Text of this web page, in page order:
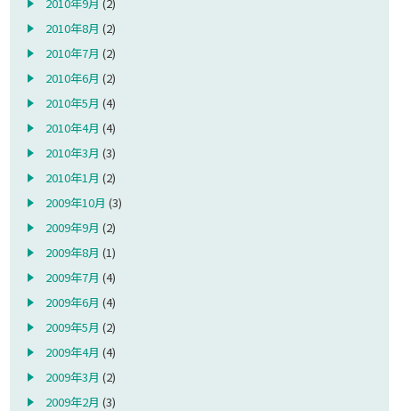
2010年8月 (2)
2010年7月 (2)
2010年6月 (2)
2010年5月 (4)
2010年4月 (4)
2010年3月 (3)
2010年1月 (2)
2009年10月 (3)
2009年9月 (2)
2009年8月 (1)
2009年7月 (4)
2009年6月 (4)
2009年5月 (2)
2009年4月 (4)
2009年3月 (2)
2009年2月 (3)